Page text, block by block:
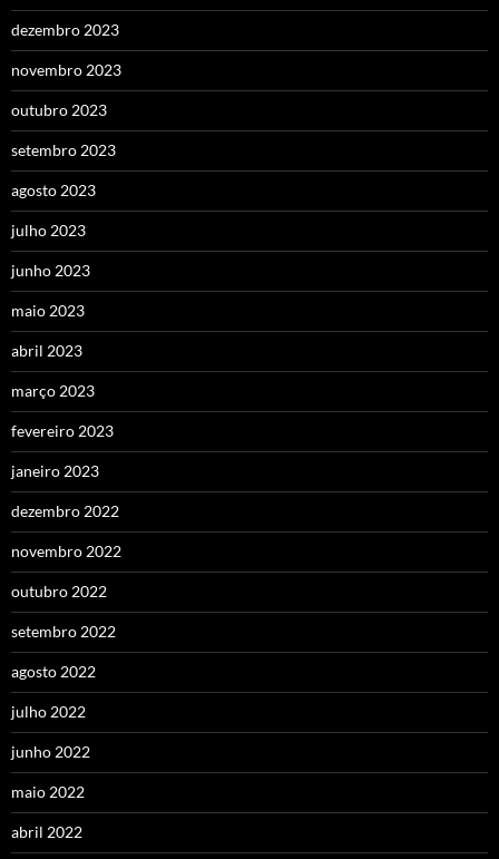
dezembro 2023
novembro 2023
outubro 2023
setembro 2023
agosto 2023
julho 2023
junho 2023
maio 2023
abril 2023
março 2023
fevereiro 2023
janeiro 2023
dezembro 2022
novembro 2022
outubro 2022
setembro 2022
agosto 2022
julho 2022
junho 2022
maio 2022
abril 2022